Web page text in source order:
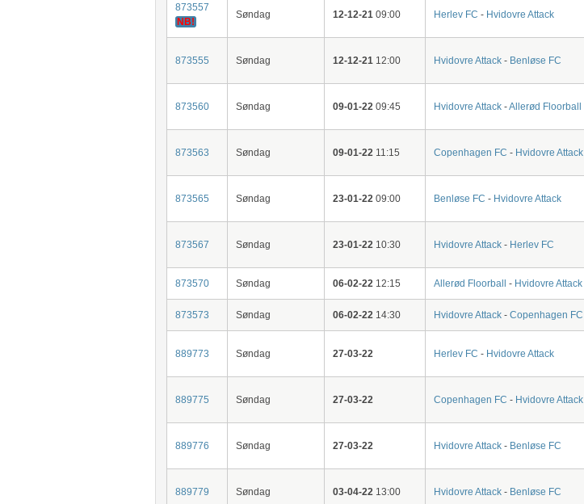
873557
NB!
Søndag 12-12-2109:00 Herlev FC - Hvidovre Attack
873555 Søndag 12-12-2112:00 Hvidovre Attack - Benløse FC
873560 Søndag 09-01-2209:45 Hvidovre Attack -Allerød Floorball
873563 Søndag 09-01-2211:15 Copenhagen FC - Hvidovre Attack
873565 Søndag 23-01-2209:00 Benløse FC - Hvidovre Attack
873567 Søndag 23-01-2210:30 Hvidovre Attack - Herlev FC
873570 Søndag 06-02-2212:15 Allerød Floorball - Hvidovre Attack
873573 Søndag 06-02-2214:30 Hvidovre Attack - Copenhagen FC
889773 Søndag 27-03-22 Herlev FC - Hvidovre Attack
889775 Søndag 27-03-22 Copenhagen FC - Hvidovre Attack
889776 Søndag 27-03-22 Hvidovre Attack - Benløse FC
889779 Søndag 03-04-2213:00 Hvidovre Attack - Benløse FC